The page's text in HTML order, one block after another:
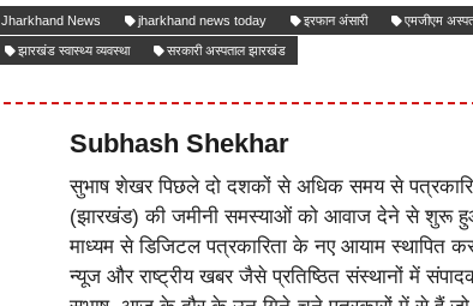
Jharkhand News jharkhand news today इरफान अंसारी एमजीएम
झारखंड स्वास्थ्य व्यवस्था सरकारी अस्पताल झारखंड
Subhash Shekhar
सुभाष शेखर पिछले दो दशकों से अधिक समय से
(झारखंड) की जमीनी समस्याओं को आवाज देने से
माध्यम से डिजिटल पत्रकारिता के नए आयाम स्थापित
न्यूज और राष्ट्रीय खबर जैसे प्रतिष्ठित संस्थानों में